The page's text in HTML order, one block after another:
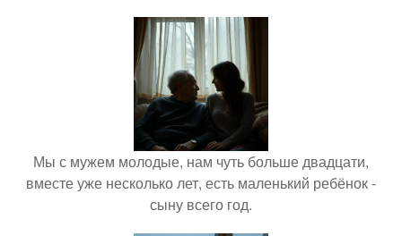
Мы с мужем молодые, нам чуть больше двадцати,
вместе уже несколько лет, есть маленький ребёнок -
сыну всего год.